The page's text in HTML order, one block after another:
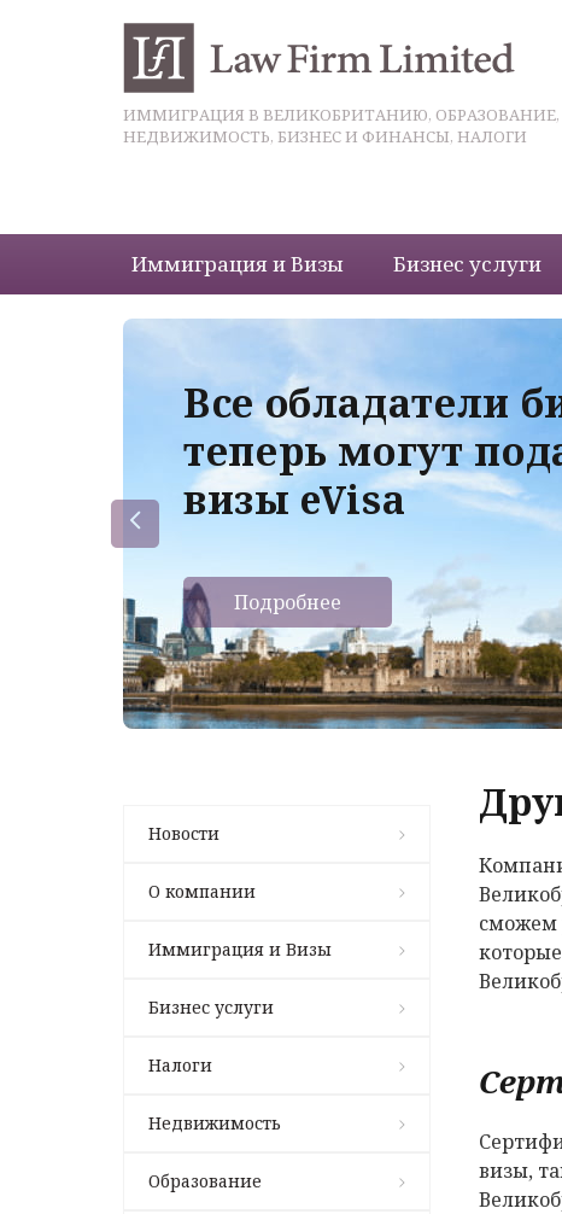
ИММИГРАЦИЯ В ВЕЛИКОБРИТАНИЮ, ОБРАЗОВАНИЕ,
НЕДВИЖИМОСТЬ, БИЗНЕС И ФИНАНСЫ, НАЛОГИ
Иммиграция и Визы Бизнес услуги
Все обладатели
теперь могут
визы eVisa
Подробнее
Новости
О компании
Иммиграция и Визы
Бизнес услуги
Налоги
Недвижимость
Образование
сможем
визы,